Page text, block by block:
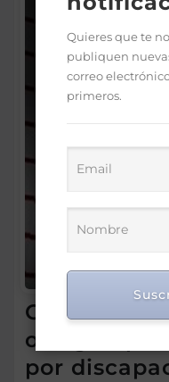
Conadis
otorgue
por
Quieres que te
publiquen
correo
primeros.